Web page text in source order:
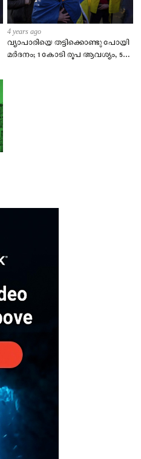
4 years ago
വ്യാപാരിയെ തട്ടിക്കൊണ്ടു പോയി
മർദനം; 1 കോടി രൂപ ആവശ്യം, 5